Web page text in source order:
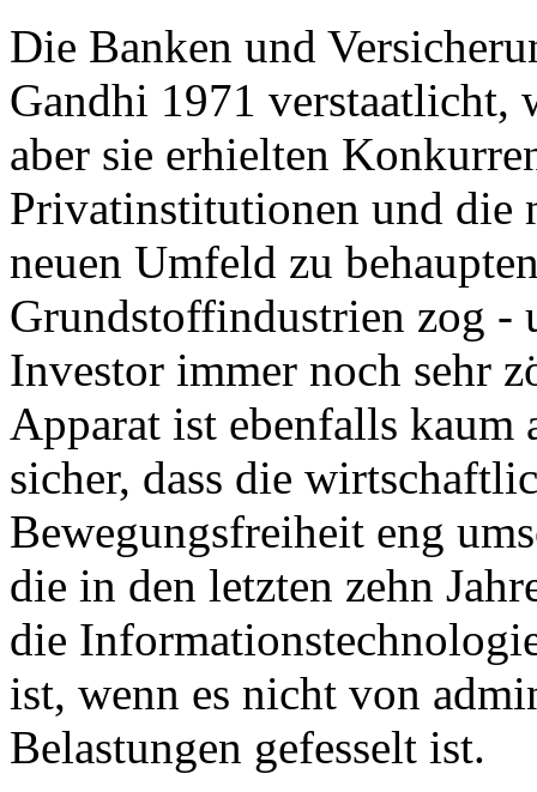
Die Banken und
Gandhi 1971 verstaatlicht,
aber sie erhielten
Privatinstitutionen und die
neuen Umfeld zu
Grundstoffindustrien zog -
Investor immer noch sehr
Apparat ist ebenfalls kaum
sicher, dass die
Bewegungsfreiheit eng
die in den letzten zehn
die
ist, wenn es nicht von
Belastungen gefesselt ist.